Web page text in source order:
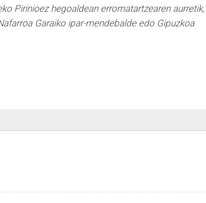
Pirinioez hegoaldean erromatartzearen aurretik,
Garaiko ipar-mendebalde edo Gipuzkoa